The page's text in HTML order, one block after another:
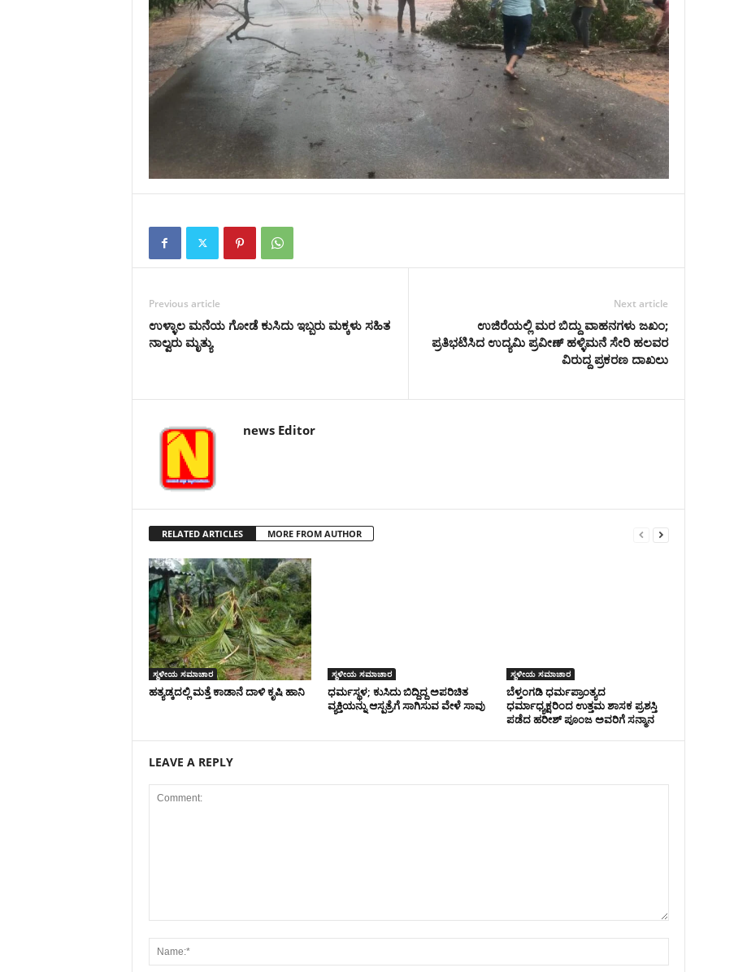
Previous article
ಉಳ್ಳಾಲ ಮನೆಯ ಗೋಡೆ ಕುಸಿದು ಇಬ್ಬರು ಮಕ್ಕಳು ಸಹಿತ
ನಾಲ್ವರು ಮೃತ್ಯು
Next article
ಉಜಿರೆಯಲ್ಲಿ ಮರ ಬಿದ್ದು ವಾಹನಗಳು ಜಖಂ;
ಪ್ರತಿಭಟಿಸಿದ ಉದ್ಯಮಿ ಪ್ರವೀಣ್ ಹಳ್ಳಿಮನೆ ಸೇರಿ ಹಲವರ
ವಿರುದ್ದ ಪ್ರಕರಣ ದಾಖಲು
news Editor
RELATED ARTICLES MORE FROM AUTHOR
ಸ್ಥಳೀಯ ಸಮಾಚಾರ
ಹತ್ಯಡ್ಕದಲ್ಲಿ ಮತ್ತೆ ಕಾಡಾನೆ ದಾಳಿ ಕೃಷಿ ಹಾನಿ
ಸ್ಥಳೀಯ ಸಮಾಚಾರ
ಧರ್ಮಸ್ಥಳ; ಕುಸಿದು ಬಿದ್ದಿದ್ದ ಅಪರಿಚಿತ
ವ್ಯಕ್ತಿಯನ್ನು ಆಸ್ಪತ್ರೆಗೆ ಸಾಗಿಸುವ ವೇಳೆ ಸಾವು
ಸ್ಥಳೀಯ ಸಮಾಚಾರ
ಬೆಳ್ತಂಗಡಿ ಧರ್ಮಪ್ರಾಂತ್ಯದ
ಧರ್ಮಾಧ್ಯಕ್ಷರಿಂದ ಉತ್ತಮ ಶಾಸಕ‌ ಪ್ರಶಸ್ತಿ
ಪಡೆದ ಹರೀಶ್ ಪೂಂಜ ಅವರಿಗೆ ಸನ್ಮಾನ
LEAVE A REPLY